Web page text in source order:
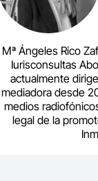
Mª Ángeles Rico
Iurisconsultas
actualmente
mediadora desde
medios
legal de la